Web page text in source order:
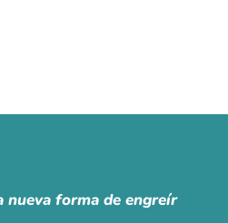
nueva forma de engreír